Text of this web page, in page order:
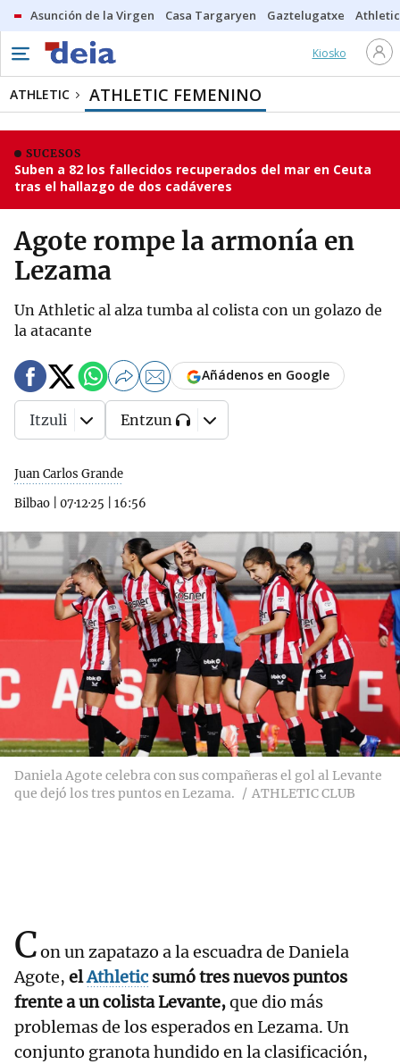
Asunción de la Virgen Casa Targaryen Gaztelugatxe Athletic
Kiosko
ATHLETIC ATHLETIC FEMENINO
SUCESOS
Suben a 82 los fallecidos recuperados del mar en Ceuta
tras el hallazgo de dos cadáveres
Agote rompe la armonía en
Lezama
Un Athletic al alza tumba al colista con un golazo de
la atacante
Juan Carlos Grande
Bilbao
07·12·25 16:56
Añádenos en Google
Itzuli Entzun
Daniela Agote celebra con sus compañeras el gol al Levante
que dejó los tres puntos en Lezama.
ATHLETIC CLUB
Con un zapatazo a la escuadra de Daniela
Agote, elAthleticsumó tres nuevos puntos
frente a un colista Levante,que dio más
problemas de los esperados en Lezama. Un
conjunto granota hundido en la clasificación,